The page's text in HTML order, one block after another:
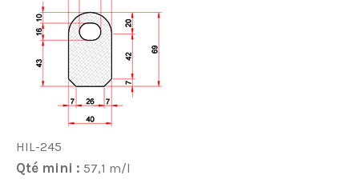
HIL-245
Qté mini : 57,1 m/l